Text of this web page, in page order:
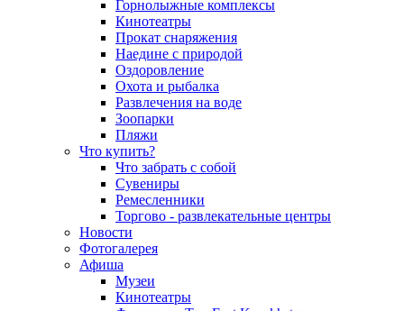
Горнолыжные комплексы
Кинотеатры
Прокат снаряжения
Наедине с природой
Оздоровление
Охота и рыбалка
Развлечения на воде
Зоопарки
Пляжи
Что купить?
Что забрать с собой
Сувениры
Ремесленники
Торгово - развлекательные центры
Новости
Фотогалерея
Афиша
Музеи
Кинотеатры